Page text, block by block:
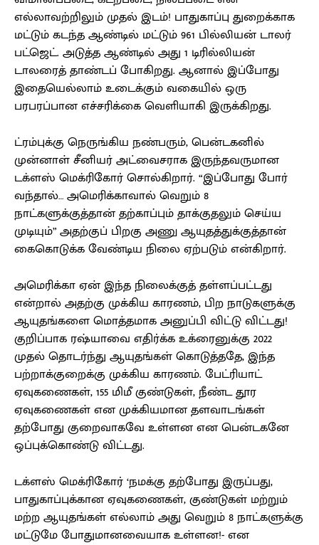
எல்லாவற்றிலும் முதல் இடம்! பாதுகாப்பு துறைக்காக
மட்டும் கடந்த ஆண்டில் மட்டும் 961 பில்லியன் டாலர்
பட்ஜெட். அடுத்த ஆண்டில் அது 1 டிரில்லியன்
டாலரைத் தாண்டப் போகிறது. ஆனால் இப்போது
இதையெல்லாம் உடைக்கும் வகையில் ஒரு
பரபரப்பான எச்சரிக்கை வெளியாகி இருக்கிறது.
ட்ரம்புக்கு நெருங்கிய நண்பரும், பென்டகனில்
முன்னாள் சீனியர் அட்வைசராக இருந்தவருமான
டக்ளஸ் மெக்ரிகோர் சொல்கிறார். “இப்போது போர்
வந்தால்… அமெரிக்காவால் வெறும் 8
நாட்களுக்குத்தான் தற்காப்பும் தாக்குதலும் செய்ய
முடியும்” அதற்குப் பிறகு அணு ஆயுதத்துக்குத்தான்
கைகொடுக்க வேண்டிய நிலை ஏற்படும் என்கிறார்.
அமெரிக்கா ஏன் இந்த நிலைக்குத் தள்ளப்பட்டது
என்றால் அதற்கு முக்கிய காரணம், பிற நாடுகளுக்கு
ஆயுதங்களை மொத்தமாக அனுப்பி விட்டு விட்டது!
குறிப்பாக ரஷ்யாவை எதிர்க்க உக்ரைனுக்கு 2022
முதல் தொடர்ந்து ஆயுதங்கள் கொடுத்ததே, இந்த
பற்றாக்குறைக்கு முக்கிய காரணம். பேட்ரியாட்
ஏவுகணைகள், 155 மிமீ குண்டுகள், நீண்ட தூர
ஏவுகணைகள் என முக்கியமான தளவாடங்கள்
தற்போது குறைவாகவே உள்ளன என பென்டகனே
ஒப்புக்கொண்டு விட்டது.
டக்ளஸ் மெக்ரிகோர் ‘நமக்கு தற்போது இருப்பது,
பாதுகாப்புக்கான ஏவுகணைகள், குண்டுகள் மற்றும்
மற்ற ஆயுதங்கள் எல்லாம் அது வெறும் 8 நாட்களுக்கு
மட்டுமே போதுமானவையாக உள்ளன!- என